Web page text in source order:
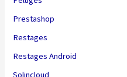
Prestashop
Restages
Restages Android